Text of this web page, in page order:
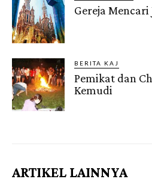
Gereja Mencari
BERITA KAJ
Pemikat dan
Kemudi
Gendis.ID
ARTIKEL LAINNYA